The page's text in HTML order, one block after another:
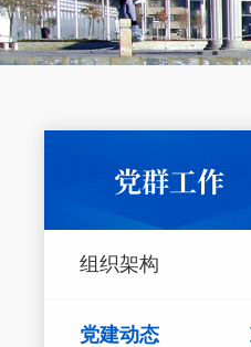
党群工作
组织架构
党建动态